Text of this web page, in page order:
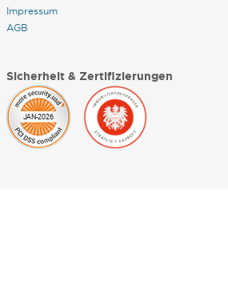
Impressum
AGB
Sicherheit & Zertifizierungen